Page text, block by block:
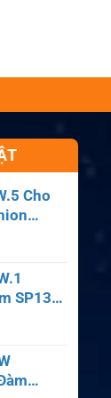
Cho
SP130,